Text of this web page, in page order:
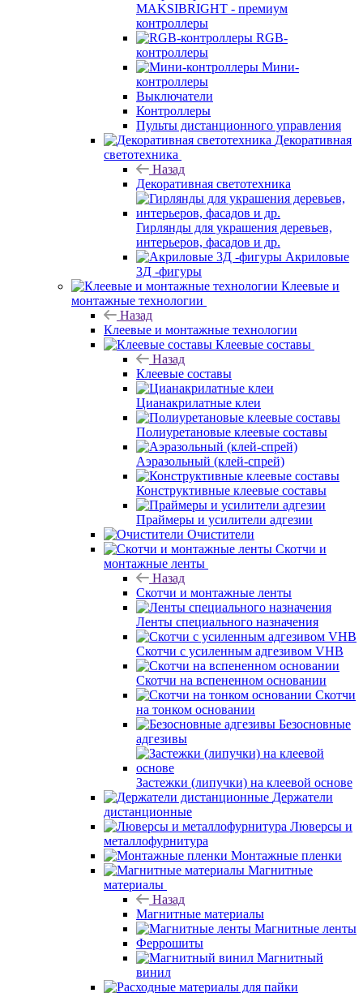
MAKSIBRIGHT - премиум
контроллеры
RGB-
контроллеры
Мини-
контроллеры
Выключатели
Контроллеры
Пульты дистанционного управления
Декоративная
светотехника
Назад
Декоративная светотехника
Гирлянды для украшения деревьев,
интерьеров, фасадов и др.
Акриловые
3Д -фигуры
Клеевые и
монтажные технологии
Назад
Клеевые и монтажные технологии
Клеевые составы
Назад
Клеевые составы
Цианакрилатные клеи
Полиуретановые клеевые составы
Аэразольный (клей-спрей)
Конструктивные клеевые составы
Праймеры и усилители адгезии
Очистители
Скотчи и
монтажные ленты
Назад
Скотчи и монтажные ленты
Ленты специального назначения
Скотчи с усиленным адгезивом VHB
Скотчи на вспененном основании
Скотчи
на тонком основании
Безосновные
адгезивы
Застежки (липучки) на клеевой основе
Держатели
дистанционные
Люверсы и
металлофурнитура
Монтажные пленки
Магнитные
материалы
Назад
Магнитные материалы
Магнитные ленты
Феррошиты
Магнитный
винил